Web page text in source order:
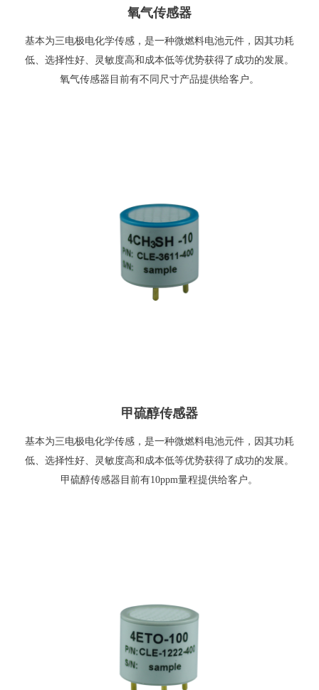
氧气传感器
基本为三电极电化学传感，是一种微燃料电池元件，因其功耗
低、选择性好、灵敏度高和成本低等优势获得了成功的发展。
氧气传感器目前有不同尺寸产品提供给客户。
甲硫醇传感器
基本为三电极电化学传感，是一种微燃料电池元件，因其功耗
低、选择性好、灵敏度高和成本低等优势获得了成功的发展。
甲硫醇传感器目前有10ppm量程提供给客户。